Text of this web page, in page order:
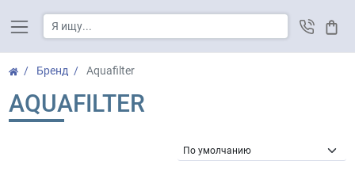
Бренд Aquafilter
AQUAFILTER